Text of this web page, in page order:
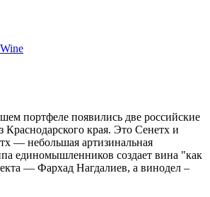
портфеле появились две российские
края. Это Сенетх и
— небольшая артизинальная
единомышленников создает вина "как
— Фархад Нагдалиев, а винодел –